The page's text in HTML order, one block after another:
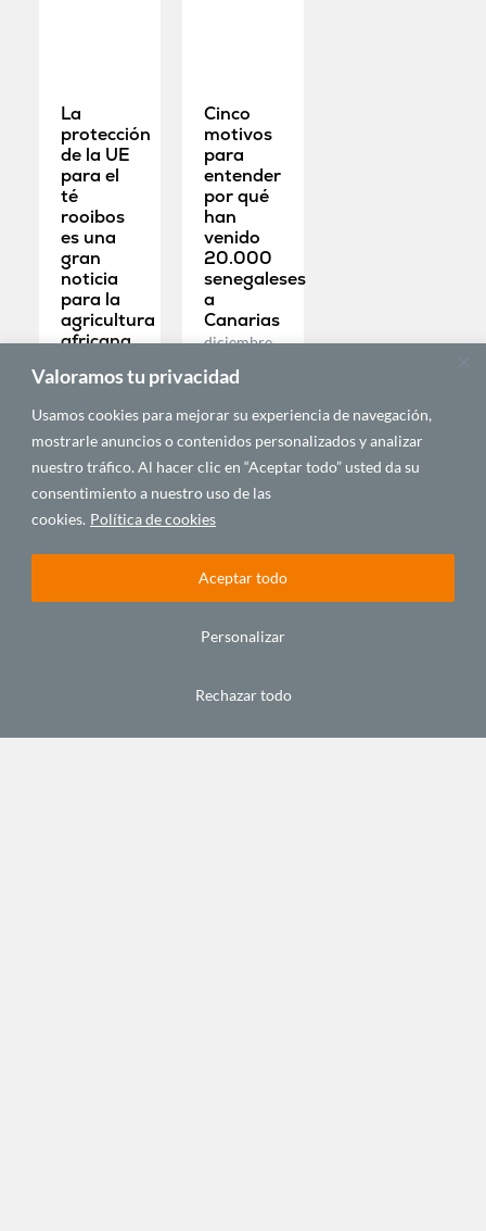
Valoramos tu privacidad
Usamos cookies para mejorar su experiencia de navegación,
mostrarle anuncios o contenidos personalizados y analizar
nuestro tráfico. Al hacer clic en “Aceptar todo” usted da su
consentimiento a nuestro uso de las
cookies. Política de cookies
Personalizar
Rechazar todo
Aceptar todo
La
protección
de la UE
para el
té
rooibos
es una
gran
noticia
para la
agricultura
africana
2021
Cinco
motivos
para
entender
por qué
han
venido
20.000
senegaleses
a
Canarias
diciembre